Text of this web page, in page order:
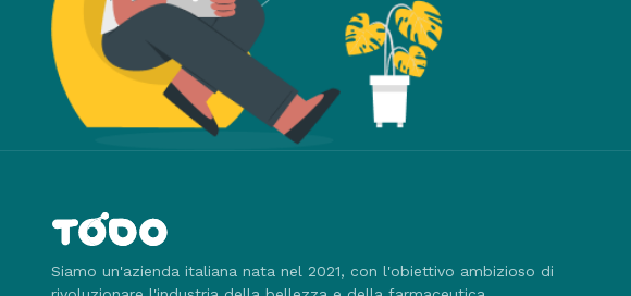
Siamo un'azienda italiana nata nel 2021, con l'obiettivo ambizioso di